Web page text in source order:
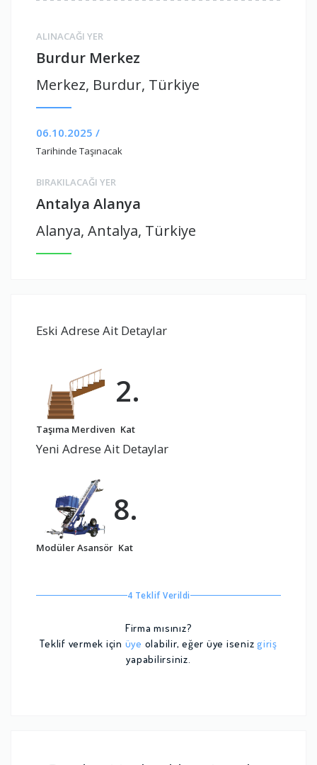
ALINACAĞI YER
Burdur Merkez
Merkez, Burdur, Türkiye
06.10.2025 /
Tarihinde Taşınacak
BIRAKILACAĞI YER
Antalya Alanya
Alanya, Antalya, Türkiye
Eski Adrese Ait Detaylar
Taşıma Merdiven
2.
Kat
Yeni Adrese Ait Detaylar
Modüler Asansör
8.
Kat
4 Teklif Verildi
Firma mısınız?
Teklif vermek için üye olabilir, eğer üye iseniz giriş
yapabilirsiniz.